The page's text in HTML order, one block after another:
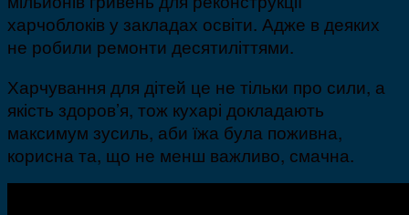
харчоблоків у закладах освіти. Адже в деяких
не робили ремонти десятиліттями.
Харчування для дітей це не тільки про сили, а
якість здоров’я, тож кухарі докладають
максимум зусиль, аби їжа була поживна,
корисна та, що не менш важливо, смачна.